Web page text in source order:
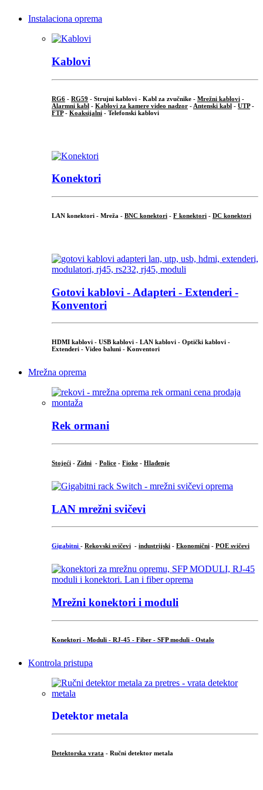
Instalaciona oprema
Kablovi
RG6 - RG59 - Strujni kablovi - Kabl za zvučnike - Mrežni kablovi -
Alarmni kabl - Kablovi za kamere video nadzor - Antenski kabl - UTP-
FTP- Koaksijalni - Telefonski kablovi
Konektori
LAN konektori - Mreža - BNC konektori - F konektori - DC konektori
Gotovi kablovi - Adapteri - Extenderi -
Konventori
HDMI kablovi - USB kablovi - LAN kablovi - Optički kablovi -
Extenderi - Video baluni - Konventori
Mrežna oprema
Rek ormani
Stojeći - Zidni - Police - Fioke - Hlađenje
LAN mrežni svičevi
Gigabitni - Rekovski svičevi - industrijski - Ekonomični - POE svičevi
Mrežni konektori i moduli
Konektori - Moduli - RJ-45 - Fiber - SFP moduli - Ostalo
Kontrola pristupa
Detektor metala
Detektorska vrata - Ručni detektor metala